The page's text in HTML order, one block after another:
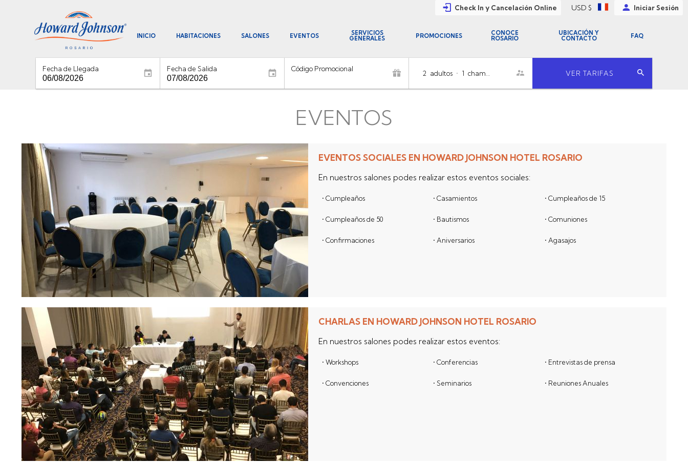
INICIO HABITACIONES SALONES EVENTOS SERVICIOS
GENERALES PROMOCIONES CONOCE
ROSARIO
UBICACIÓN Y
CONTACTO FAQ
Check In y Cancelación Online USD $ Iniciar Sesión
Fecha de Llegada Fecha de Salida Código Promocional
2 adultos • 1 chambre VER TARIFAS
EVENTOS
EVENTOS SOCIALES EN HOWARD JOHNSON HOTEL ROSARIO
En nuestros salones podes realizar estos eventos sociales:
• Cumpleaños • Casamientos • Cumpleaños de 15
• Cumpleaños de 50 • Bautismos • Comuniones
• Confirmaciones • Aniversarios • Agasajos
CHARLAS EN HOWARD JOHNSON HOTEL ROSARIO
En nuestros salones podes realizar estos eventos:
• Workshops • Conferencias • Entrevistas de prensa
• Convenciones • Seminarios • Reuniones Anuales